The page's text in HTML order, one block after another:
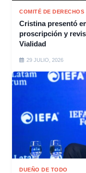
COMITÉ DE DERECHOS
Cristina presentó
proscripción y
Vialidad
29 JULIO, 2026
DUEÑO DE TODO